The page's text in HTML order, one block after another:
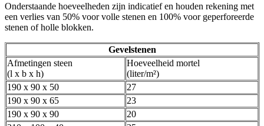
Onderstaande hoeveelheden zijn indicatief en houden rekening met
een verlies van 50% voor volle stenen en 100% voor geperforeerde
stenen of holle blokken.
Gevelstenen
Afmetingen steen
(l x b x h)
Hoeveelheid mortel
(liter/m²)
190 x 90 x 50
27
190 x 90 x 65
23
190 x 90 x 90
20